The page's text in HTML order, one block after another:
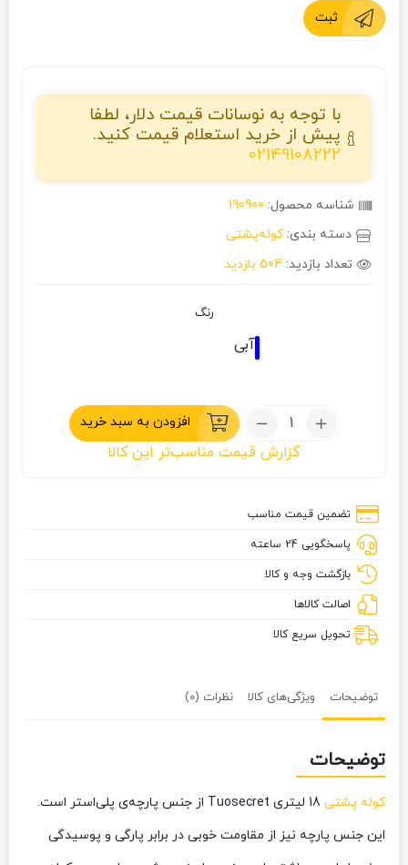
ثبت
با توجه به نوسانات قیمت دلار، لطفا
پیش از خرید استعلام قیمت کنید.
02149108222
شناسه محصول: 190900
دسته بندی:کوله‌پشتی
تعداد بازدید: 504 بازدید
رنگ
آبی
تعداد:
پشتی
Tuosecret
افزودن به سبد خرید
گزارش قیمت مناسب‌تر این کالا
تضمین قیمت مناسب
پاسخگویی 24 ساعته
بازگشت وجه و کالا
اصالت کالاها
تحویل سریع کالا
توضیحات ویژگی‌های کالا نظرات (0)
توضیحات
کوله پشتی
18 لیتری Tuosecret از جنس پارچه‌‌ی پلی‌استر است.
این جنس پارچه نیز از مقاومت خوبی در برابر پارگی و پوسیدگی